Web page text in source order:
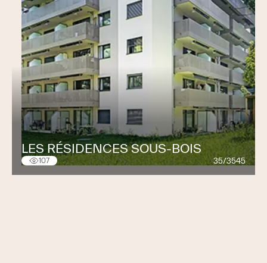
LES RÉSIDENCES SOUS-BOIS
107 35/3545